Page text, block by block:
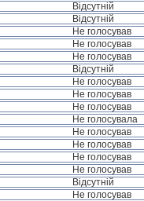
Відсутній
Відсутній
Не голосував
Не голосував
Не голосував
Відсутній
Не голосував
Не голосував
Не голосував
Не голосувала
Не голосував
Не голосував
Не голосував
Не голосував
Відсутній
Не голосував